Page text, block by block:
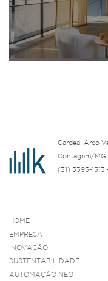
Cardeal Arco
Contagem/MG
(31) 3393-1313
HOME
EMPRESA
INOVAÇÃO
SUSTENTABILIDADE
AUTOMAÇÃO NEO